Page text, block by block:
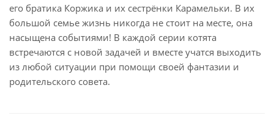
его братика Коржика и их сестрёнки Карамельки. В их
большой семье жизнь никогда не стоит на месте, она
насыщена событиями! В каждой серии котята
встречаются с новой задачей и вместе учатся выходить
из любой ситуации при помощи своей фантазии и
родительского совета.